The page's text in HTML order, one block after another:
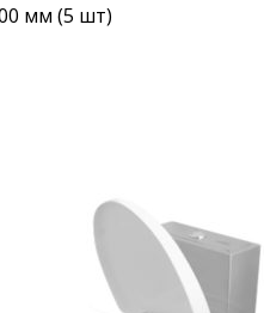
мм (5 шт)